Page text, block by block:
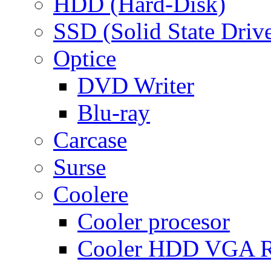
SSD (Solid State
Optice
DVD Writer
Blu-ray
Carcase
Surse
Coolere
Cooler procesor
Cooler HDD VGA